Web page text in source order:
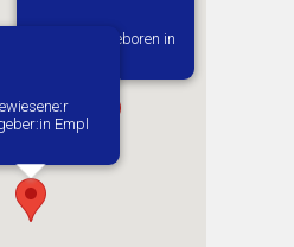
Vermutlich geboren in
Empl